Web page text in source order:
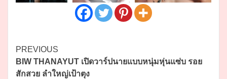
Continue
Reading
PREVIOUS
BIW THANAYUT เปิดวาร์ปนายแบบหนุ่มหุ่นแซ่บ รอย
สักสวย ลำใหญ่เป้าตุง